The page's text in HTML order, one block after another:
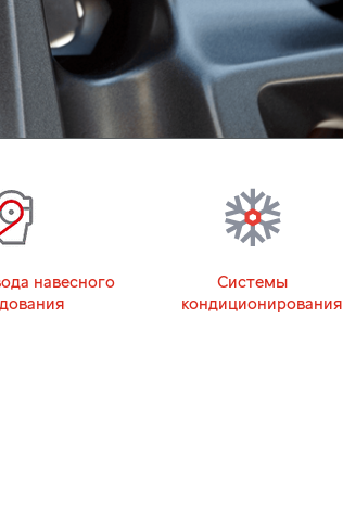
навесного
Системы
кондиционирования